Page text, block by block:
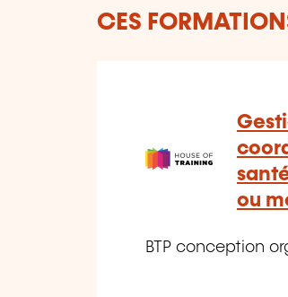
CES
ou
BTP conception